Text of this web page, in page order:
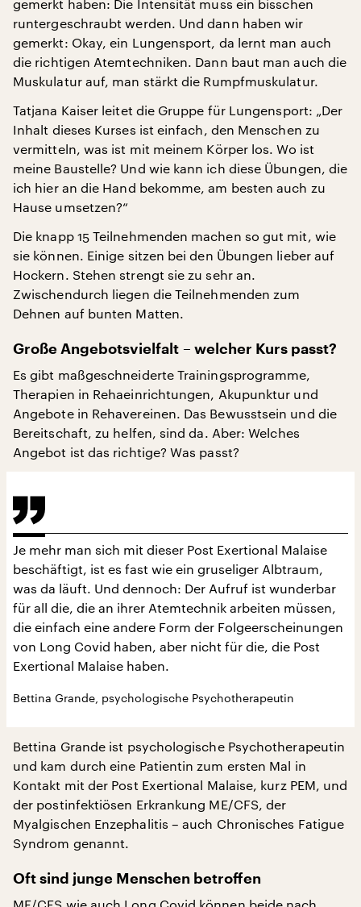
gemerkt haben: Die Intensität muss ein bisschen
runtergeschraubt werden. Und dann haben wir
gemerkt: Okay, ein Lungensport, da lernt man auch
die richtigen Atemtechniken. Dann baut man auch die
Muskulatur auf, man stärkt die Rumpfmuskulatur.
Tatjana Kaiser leitet die Gruppe für Lungensport: „Der
Inhalt dieses Kurses ist einfach, den Menschen zu
vermitteln, was ist mit meinem Körper los. Wo ist
meine Baustelle? Und wie kann ich diese Übungen, die
ich hier an die Hand bekomme, am besten auch zu
Hause umsetzen?“
Die knapp 15 Teilnehmenden machen so gut mit, wie
sie können. Einige sitzen bei den Übungen lieber auf
Hockern. Stehen strengt sie zu sehr an.
Zwischendurch liegen die Teilnehmenden zum
Dehnen auf bunten Matten.
Große Angebotsvielfalt – welcher Kurs passt?
Es gibt maßgeschneiderte Trainingsprogramme,
Therapien in Rehaeinrichtungen, Akupunktur und
Angebote in Rehavereinen. Das Bewusstsein und die
Bereitschaft, zu helfen, sind da. Aber: Welches
Angebot ist das richtige? Was passt?
Je mehr man sich mit dieser Post Exertional Malaise
beschäftigt, ist es fast wie ein gruseliger Albtraum,
was da läuft. Und dennoch: Der Aufruf ist wunderbar
für all die, die an ihrer Atemtechnik arbeiten müssen,
die einfach eine andere Form der Folgeerscheinungen
von Long Covid haben, aber nicht für die, die Post
Exertional Malaise haben.
Bettina Grande, psychologische Psychotherapeutin
Bettina Grande ist psychologische Psychotherapeutin
und kam durch eine Patientin zum ersten Mal in
Kontakt mit der Post Exertional Malaise, kurz PEM, und
der postinfektiösen Erkrankung ME/CFS, der
Myalgischen Enzephalitis – auch Chronisches Fatigue
Syndrom genannt.
Oft sind junge Menschen betroffen